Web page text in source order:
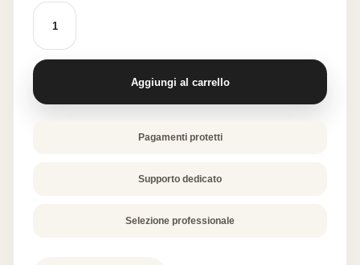
Funghi
porcini
interi
liofilizzati
60
quantità
Aggiungi al carrello
Pagamenti protetti
Supporto dedicato
Selezione professionale